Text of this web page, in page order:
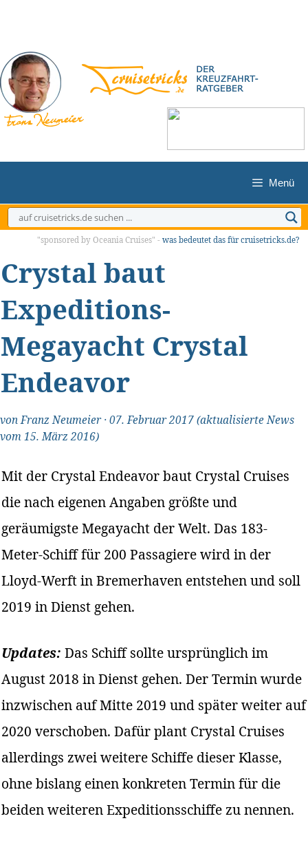
springen
Menü
"sponsored by Oceania Cruises" - was bedeutet das für cruisetricks.de?
Crystal baut
Expeditions-
Megayacht Crystal
Endeavor
vonFranz Neumeier·07. Februar 2017(aktualisierte News
vom 15. März 2016)
Mit der Crystal Endeavor baut Crystal Cruises
die nach eigenen Angaben größte und
geräumigste Megayacht der Welt. Das 183-
Meter-Schiff für 200 Passagiere wird in der
Lloyd-Werft in Bremerhaven entstehen und soll
2019 in Dienst gehen.
Updates: Das Schiff sollte ursprünglich im
August 2018 in Dienst gehen. Der Termin wurde
inzwischen auf Mitte 2019 und später weiter auf
2020 verschoben. Dafür plant Crystal Cruises
allerdings zwei weitere Schiffe dieser Klasse,
ohne bislang einen konkreten Termin für die
beiden weiteren Expeditionsschiffe zu nennen.